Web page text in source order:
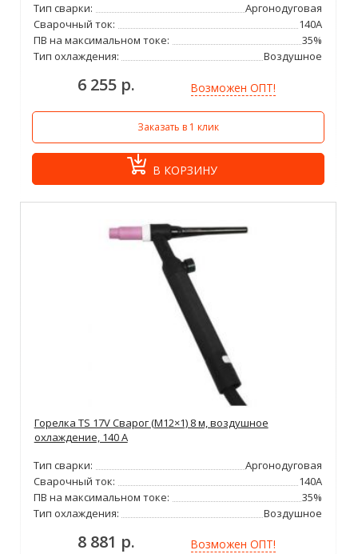
Тип сварки:
Аргонодуговая
Сварочный ток:
140А
ПВ на максимальном токе:
35%
Тип охлаждения:
Воздушное
6 255 р. Возможен ОПТ!
Заказать в 1 клик
В КОРЗИНУ
Горелка TS 17V Сварог (M12×1) 8 м, воздушное
охлаждение, 140 А
Тип сварки:
Аргонодуговая
Сварочный ток:
140А
ПВ на максимальном токе:
35%
Тип охлаждения:
Воздушное
8 881 р. Возможен ОПТ!